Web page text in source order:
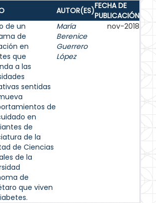
AUTOR(ES)FECHA DE
PUBLICACIÓN
de un
de
en
que
a las
sentidas
de
en
de
de la
de Ciencias
de la
de
que viven
María
Berenice
Guerrero
López
nov-2018